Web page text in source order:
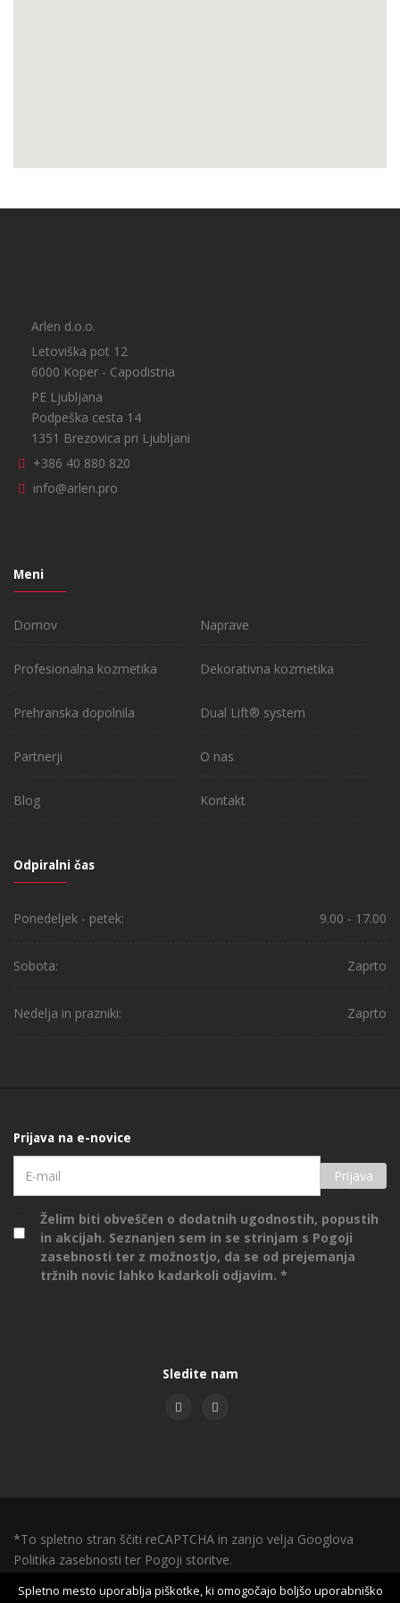
Arlen d.o.o.
Letoviška pot 12
6000 Koper - Capodistria
PE Ljubljana
Podpeška cesta 14
1351 Brezovica pri Ljubljani
+386 40 880 820
info@arlen.pro
Meni
Domov Naprave
Profesionalna kozmetika Dekorativna kozmetika
Prehranska dopolnila Dual Lift® system
Partnerji O nas
Blog Kontakt
Odpiralni čas
Ponedeljek - petek: 9.00 - 17.00
Sobota: Zaprto
Nedelja in prazniki: Zaprto
Prijava na e-novice
Prijava
Želim biti obveščen o dodatnih ugodnostih, popustih
in akcijah. Seznanjen sem in se strinjam s Pogoji
zasebnosti ter z možnostjo, da se od prejemanja
tržnih novic lahko kadarkoli odjavim.
Sledite nam
*To spletno stran ščiti reCAPTCHA in zanjo velja Googlova
Politika zasebnosti ter Pogoji storitve.
Arlen d.o.o. ©2017 - 2026 |Izdelava spletnih strani:NGN.SI
Spletno mesto uporablja piškotke, ki omogočajo boljšo uporabniško